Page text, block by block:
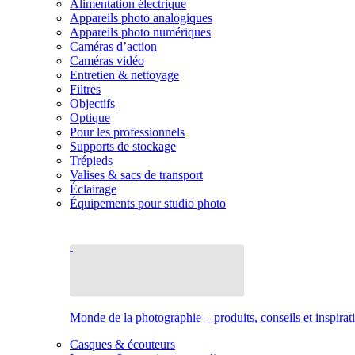
Alimentation électrique
Appareils photo analogiques
Appareils photo numériques
Caméras d’action
Caméras vidéo
Entretien & nettoyage
Filtres
Objectifs
Optique
Pour les professionnels
Supports de stockage
Trépieds
Valises & sacs de transport
Éclairage
Équipements pour studio photo
Monde de la photographie – produits, conseils et
Casques & écouteurs